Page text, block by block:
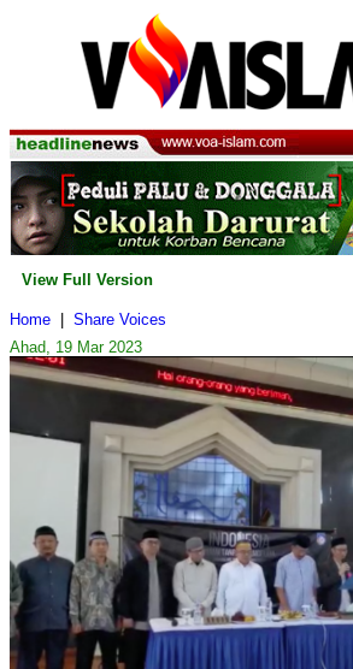
View Full Version
Home
Share Voices
Ahad, 19 Mar 2023